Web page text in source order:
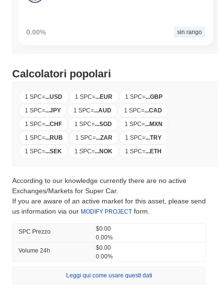
0.00% sin rango
Calcolatori popolari
1 SPC=...USD 1 SPC=...EUR 1 SPC=...GBP
1 SPC=...JPY 1 SPC=...AUD 1 SPC=...CAD
1 SPC=...CHF 1 SPC=...SGD 1 SPC=...MXN
1 SPC=...RUB 1 SPC=...ZAR 1 SPC=...TRY
1 SPC=...SEK 1 SPC=...NOK 1 SPC=...ETH
According to our knowledge currently there are no active
Exchanges/Markets for Super Car.
If you are aware of an active market for this asset, please send
us information via our MODIFY PROJECT form.
SPC Prezzo
$0.00
0.00%
Volume 24h
$0.00
0.00%
Leggi qui come usare questi dati